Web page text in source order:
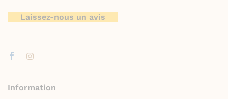
Laissez-nous un avis
Information